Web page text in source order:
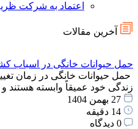
اعتماد به شرکت
آخرین مقالات
حمل حیوانات خانگی در اسباب
حمل حیوانات خانگی در زمان
زندگی خود عمیقاً وابسته
27 بهمن 1404
14 دقیقه
0 دیدگاه